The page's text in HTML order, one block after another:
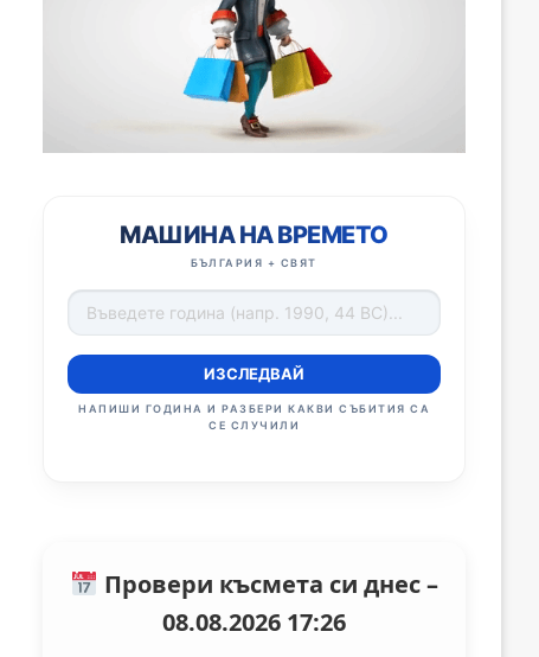
МАШИНА НА ВРЕМЕТО
БЪЛГАРИЯ + СВЯТ
ИЗСЛЕДВАЙ
НАПИШИ ГОДИНА И РАЗБЕРИ КАКВИ СЪБИТИЯ СА
СЕ СЛУЧИЛИ
Провери късмета си днес –
08.08.2026 17:26